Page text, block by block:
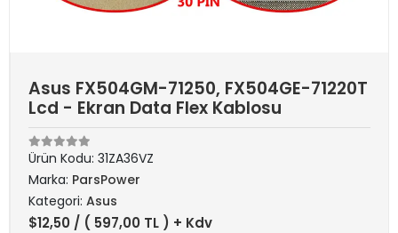
Asus FX504GM-71250, FX504GE-71220T
Lcd - Ekran Data Flex Kablosu
Ürün Kodu: 31ZA36VZ
Marka: ParsPower
Kategori: Asus
$12,50 / ( 597,00 TL ) + Kdv